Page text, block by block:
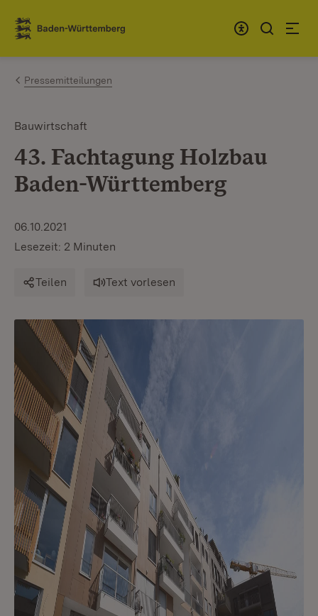
Zum Inhalt springen
Link zur Startseite
Pressemitteilungen
Bauwirtschaft
43. Fachtagung Holzbau
Baden-Württemberg
06.10.2021
Lesezeit: 2 Minuten
Teilen Text vorlesen